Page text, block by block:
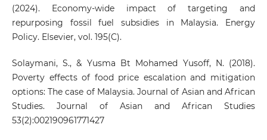
(2024). Economy-wide impact of targeting and
repurposing fossil fuel subsidies in Malaysia. Energy
Policy. Elsevier, vol. 195(C).
Solaymani, S., & Yusma Bt Mohamed Yusoff, N. (2018).
Poverty effects of food price escalation and mitigation
options: The case of Malaysia. Journal of Asian and African
Studies. Journal of Asian and African Studies
53(2):002190961771427